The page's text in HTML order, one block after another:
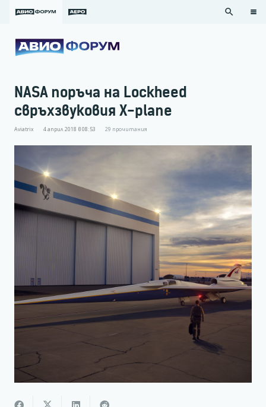
search
NASA поръча на Lockheed
свръхзвуковия X-plane
Aviatrix 4 април 2018 в 08:53 29 прочитания